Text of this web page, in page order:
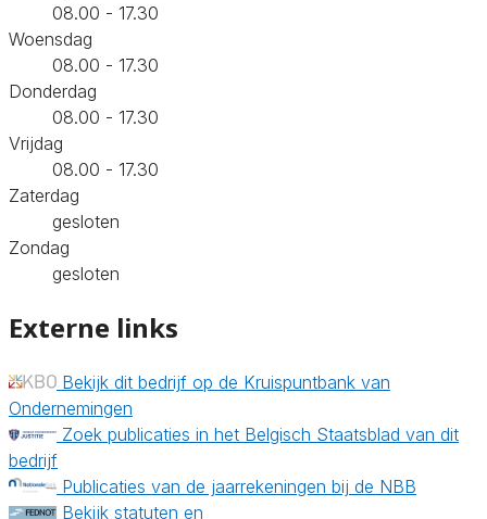
08.00 - 17.30
Woensdag
08.00 - 17.30
Donderdag
08.00 - 17.30
Vrijdag
08.00 - 17.30
Zaterdag
gesloten
Zondag
gesloten
Externe links
Bekijk dit bedrijf op de Kruispuntbank van
Ondernemingen
Zoek publicaties in het Belgisch Staatsblad van dit
bedrijf
Publicaties van de jaarrekeningen bij de NBB
Bekijk statuten en